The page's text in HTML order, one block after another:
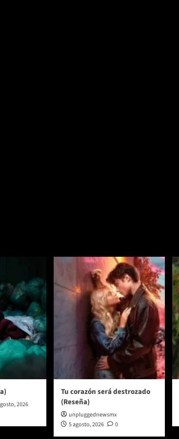
2026
Tu corazón será destrozado
(Reseña)
unpluggednewsmx
5 agosto, 2026
0